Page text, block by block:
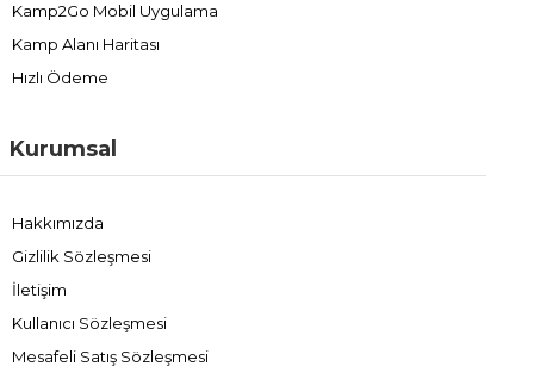
Kamp2Go Mobil Uygulama
Kamp Alanı Haritası
Hızlı Ödeme
Kurumsal
Hakkımızda
Gizlilik Sözleşmesi
İletişim
Kullanıcı Sözleşmesi
Mesafeli Satış Sözleşmesi